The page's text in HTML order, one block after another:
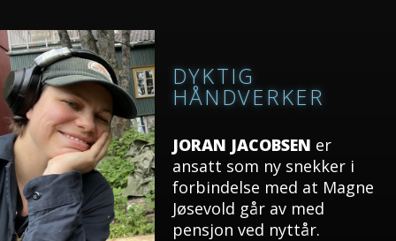
DYKTIG
HÅNDVERKER
JORAN JACOBSEN er
ansatt som ny snekker i
forbindelse med at Magne
Jøsevold går av med
pensjon ved nyttår.